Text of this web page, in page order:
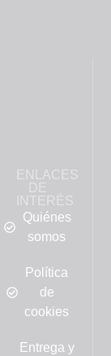
ENLACES
DE
INTERÉS
Quiénes
somos
Política
de
cookies
Entrega y